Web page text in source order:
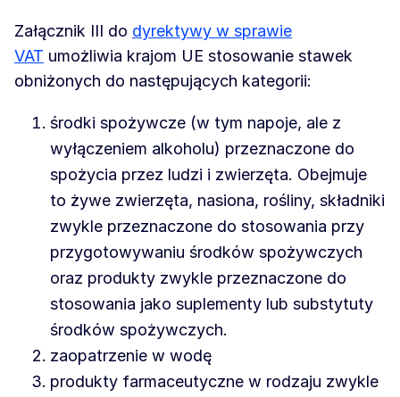
Załącznik III do dyrektywy w sprawie
VAT umożliwia krajom UE stosowanie stawek
obniżonych do następujących kategorii:
środki spożywcze (w tym napoje, ale z
wyłączeniem alkoholu) przeznaczone do
spożycia przez ludzi i zwierzęta. Obejmuje
to żywe zwierzęta, nasiona, rośliny, składniki
zwykle przeznaczone do stosowania przy
przygotowywaniu środków spożywczych
oraz produkty zwykle przeznaczone do
stosowania jako suplementy lub substytuty
środków spożywczych.
zaopatrzenie w wodę
produkty farmaceutyczne w rodzaju zwykle